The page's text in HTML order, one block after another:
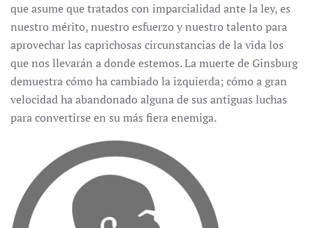
que asume que tratados con imparcialidad ante la ley, es
nuestro mérito, nuestro esfuerzo y nuestro talento para
aprovechar las caprichosas circunstancias de la vida los
que nos llevarán a donde estemos. La muerte de Ginsburg
demuestra cómo ha cambiado la izquierda; cómo a gran
velocidad ha abandonado alguna de sus antiguas luchas
para convertirse en su más fiera enemiga.